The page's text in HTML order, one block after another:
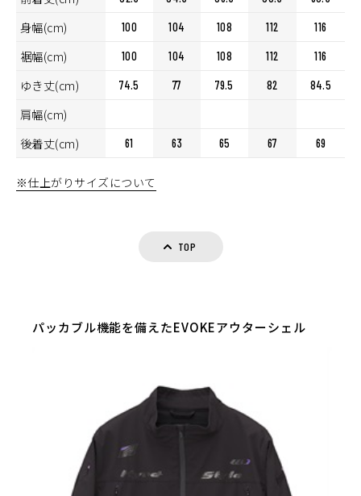
身幅(cm) 100 104 108 112 116
裾幅(cm) 100 104 108 112 116
ゆき丈(cm) 74.5 77 79.5 82 84.5
肩幅(cm)
後着丈(cm)
61 63 65 67 69
※仕上がりサイズについて
TOP
パッカブル機能を備えたEVOKEアウターシェル